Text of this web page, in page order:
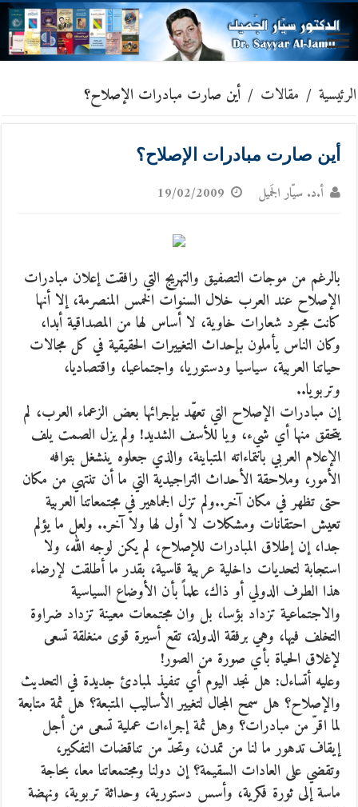
الرئيسية / مقالات / أين صارت مبادرات الإصلاح؟
أين صارت مبادرات الإصلاح؟
أ.د. سيّار الجَميل 19/02/2009
بالرغم من موجات التصفيق والتهريج التي رافقت إعلان مبادرات
الإصلاح عند العرب خلال السنوات الخمس المنصرمة، إلا أنها
كانت مجرد شعارات خاوية، لا أساس لها من المصداقية أبدا،
وكان الناس يأملون بإحداث التغييرات الحقيقية في كل مجالات
حياتنا العربية، سياسيا ودستوريا، واجتماعيا، واقتصاديا،
وتربويا..
إن مبادرات الإصلاح التي تعهّد بإجرائها بعض الزعماء العرب، لم
يتحقق منها أي شيء، ويا للأسف الشديد! ولم يزل الصمت يلف
الإعلام العربي بانتماءاته المتباينة، والذي جعلوه ينشغل بتوافه
الأمور، وملاحقة الأحداث التراجيدية التي ما أن تنتهي من مكان
حتى تظهر في مكان آخر..ولم تزل الجماهير في مجتمعاتنا العربية
تعيش احتقانات ومشكلات لا أول لها ولا آخر.. ولعل ما يؤلم
جدا، إن إطلاق المبادرات للإصلاح، لم يكن لوجه الله، ولا
استجابة لتحديات داخلية عربية قاسية، بقدر ما أطلقت لإرضاء
هذا الطرف الدولي أو ذاك، علماً بأن الأوضاع السياسية
والاجتماعية تزداد بؤسا، بل وان مجتمعات معينة تزداد ضراوة
التخلف فيها، وهي برفقة الدولة، تقع أسيرة قوى منغلقة تسعى
لإغلاق الحياة بأي صورة من الصور!
وعليه أتساءل: هل نجد اليوم أي تنفيذ لمبادئ جديدة في التحديث
والإصلاح؟ هل سمح المجال لتغيير الأساليب المتبعة؟ هل ثمة متابعة
لما اقرّ من مبادرات؟ وهل ثمة إجراءات عملية تسعى من أجل
إيقاف تدهور ما لنا من تمدن، وتحدّ من تناقضات التفكير،
وتقضي على العادات السقيمة؟ إن دولنا ومجتمعاتنا معا، بحاجة
ماسة إلى ثورة فكرية، وأسس دستورية، وحداثة تربوية، ونهضة